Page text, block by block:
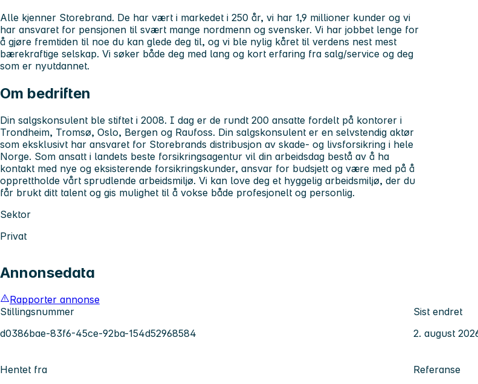
Alle kjenner Storebrand. De har vært i markedet i 250 år, vi har 1,9 millioner kunder og vi
har ansvaret for pensjonen til svært mange nordmenn og svensker. Vi har jobbet lenge for
å gjøre fremtiden til noe du kan glede deg til, og vi ble nylig kåret til verdens nest mest
bærekraftige selskap. Vi søker både deg med lang og kort erfaring fra salg/service og deg
som er nyutdannet.
Om bedriften
Din salgskonsulent ble stiftet i 2008. I dag er de rundt 200 ansatte fordelt på kontorer i
Trondheim, Tromsø, Oslo, Bergen og Raufoss. Din salgskonsulent er en selvstendig aktør
som eksklusivt har ansvaret for Storebrands distribusjon av skade- og livsforsikring i hele
Norge. Som ansatt i landets beste forsikringsagentur vil din arbeidsdag bestå av å ha
kontakt med nye og eksisterende forsikringskunder, ansvar for budsjett og være med på å
opprettholde vårt sprudlende arbeidsmiljø. Vi kan love deg et hyggelig arbeidsmiljø, der du
får brukt ditt talent og gis mulighet til å vokse både profesjonelt og personlig.
Sektor
Privat
Annonsedata
Rapporter annonse
Stillingsnummer
d0386bae-83f6-45ce-92ba-154d52968584
Sist endret
2. august
Hentet fra
Referanse